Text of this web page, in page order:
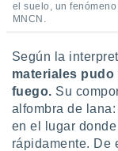
el suelo, un
MNCN.
Según la
materiales
fuego. Su
alfombra de
en el lugar
rápidamente. De